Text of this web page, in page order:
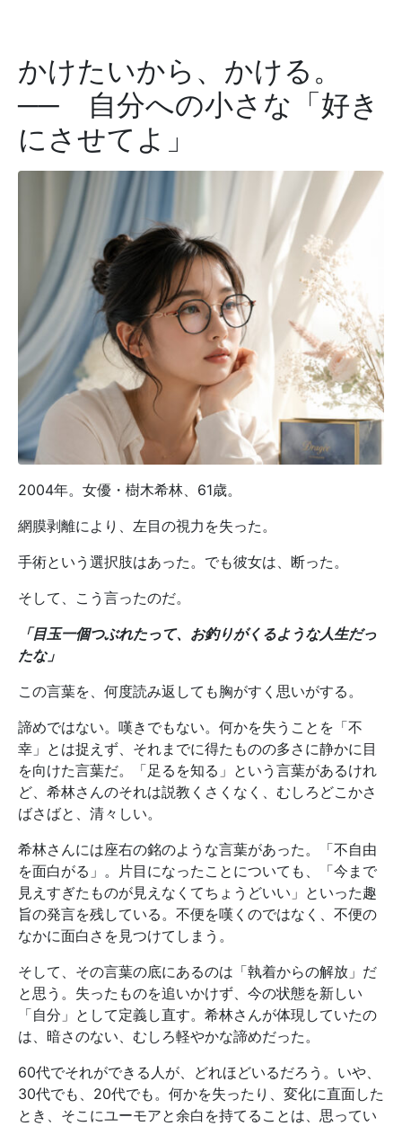
かけたいから、かける。
── 自分への小さな「好き
にさせてよ」
2004年。女優・樹木希林、61歳。
網膜剥離により、左目の視力を失った。
手術という選択肢はあった。でも彼女は、断った。
そして、こう言ったのだ。
「目玉一個つぶれたって、お釣りがくるような人生だっ
たな」
この言葉を、何度読み返しても胸がすく思いがする。
諦めではない。嘆きでもない。何かを失うことを「不
幸」とは捉えず、それまでに得たものの多さに静かに目
を向けた言葉だ。「足るを知る」という言葉があるけれ
ど、希林さんのそれは説教くさくなく、むしろどこかさ
ばさばと、清々しい。
希林さんには座右の銘のような言葉があった。「不自由
を面白がる」。片目になったことについても、「今まで
見えすぎたものが見えなくてちょうどいい」といった趣
旨の発言を残している。不便を嘆くのではなく、不便の
なかに面白さを見つけてしまう。
そして、その言葉の底にあるのは「執着からの解放」だ
と思う。失ったものを追いかけず、今の状態を新しい
「自分」として定義し直す。希林さんが体現していたの
は、暗さのない、むしろ軽やかな諦めだった。
60代でそれができる人が、どれほどいるだろう。いや、
30代でも、20代でも。何かを失ったり、変化に直面した
とき、そこにユーモアと余白を持てることは、思ってい